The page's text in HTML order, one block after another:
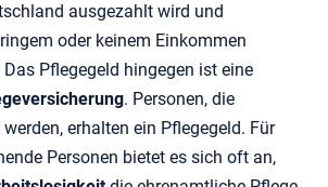
ausgezahlt wird und
oder keinem Einkommen
Pflegegeld hingegen ist eine
. Personen, die
erhalten ein Pflegegeld. Für
Personen bietet es sich oft an,